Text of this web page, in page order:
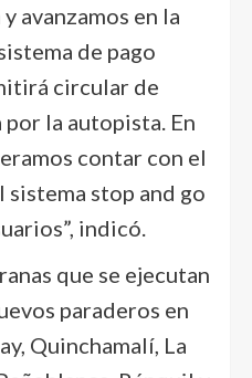
avanzamos en la
de pago
circular de
por la autopista. En
contar con el
stop and go
indicó.
que se ejecutan
paraderos en
Quinchamalí, La